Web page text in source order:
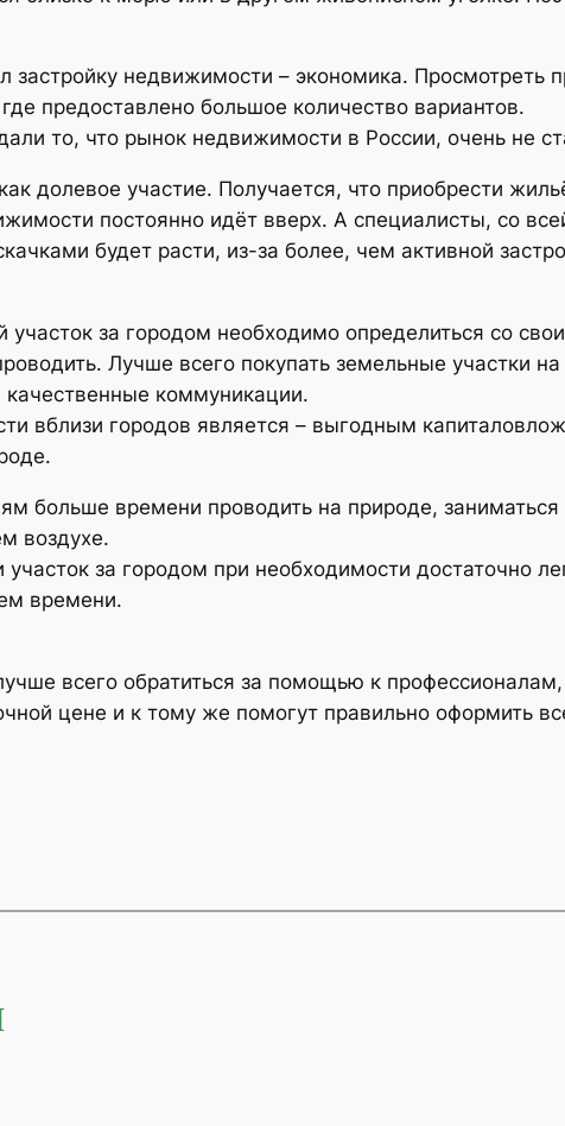
недвижимости – экономика. Просмотреть
предоставлено большое количество вариантов.
то, что рынок недвижимости в России, очень не
долевое участие. Получается, что приобрести
постоянно идёт вверх. А специалисты, со
будет расти, из-за более, чем активной
за городом необходимо определиться со
Лучше всего покупать земельные участки
качественные коммуникации.
вблизи городов является – выгодным
больше времени проводить на природе, заниматься
воздухе.
за городом при необходимости достаточно
времени.
всего обратиться за помощью к
цене и к тому же помогут правильно оформить